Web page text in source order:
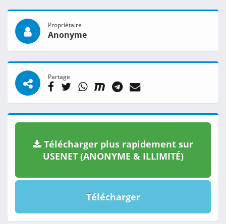
Propriétaire
Anonyme
Partage
Télécharger plus rapidement sur
USENET (ANONYME & ILLIMITÉ)
Télécharger